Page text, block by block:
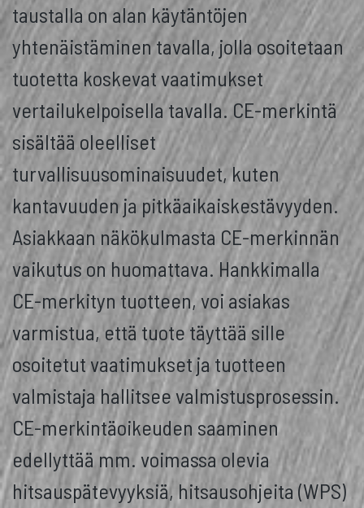
taustalla on alan käytäntöjen
yhtenäistäminen tavalla, jolla osoitetaan
tuotetta koskevat vaatimukset
vertailukelpoisella tavalla. CE-merkintä
sisältää oleelliset
turvallisuusominaisuudet, kuten
kantavuuden ja pitkäaikaiskestävyyden.
Asiakkaan näkökulmasta CE-merkinnän
vaikutus on huomattava. Hankkimalla
CE-merkityn tuotteen, voi asiakas
varmistua, että tuote täyttää sille
osoitetut vaatimukset ja tuotteen
valmistaja hallitsee valmistusprosessin.
CE-merkintäoikeuden saaminen
edellyttää mm. voimassa olevia
hitsauspätevyyksiä, hitsausohjeita (WPS)